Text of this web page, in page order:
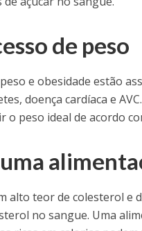
de peso
e obesidade estão
doença cardíaca e
o peso ideal de acordo
alto teor de colesterol
no sangue. Uma